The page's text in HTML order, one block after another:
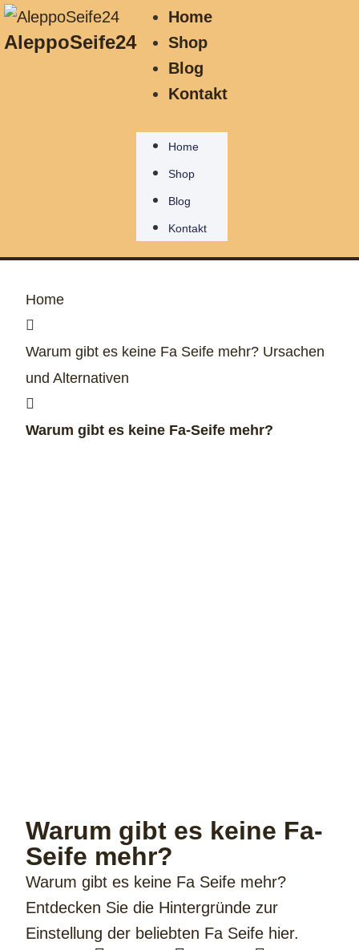
AleppoSeife24
Home
Shop
Blog
Kontakt
Home
Shop
Blog
Kontakt
Home
Warum gibt es keine Fa Seife mehr? Ursachen
und Alternativen
Warum gibt es keine Fa-Seife mehr?
Warum gibt es keine Fa-
Seife mehr?
Warum gibt es keine Fa Seife mehr?
Entdecken Sie die Hintergründe zur
Einstellung der beliebten Fa Seife hier.